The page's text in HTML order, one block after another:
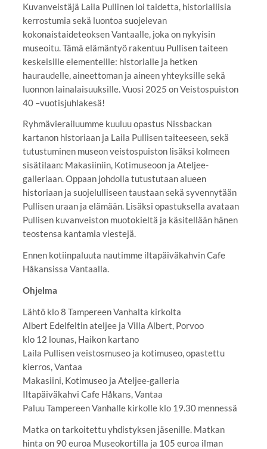
Kuvanveistäjä Laila Pullinen loi taidetta, historiallisia
kerrostumia sekä luontoa suojelevan
kokonaistaideteoksen Vantaalle, joka on nykyisin
museoitu. Tämä elämäntyö rakentuu Pullisen taiteen
keskeisille elementeille: historialle ja hetken
hauraudelle, aineettoman ja aineen yhteyksille sekä
luonnon lainalaisuuksille. Vuosi 2025 on Veistospuiston
40 –vuotisjuhlakesä!
Ryhmävierailuumme kuuluu opastus Nissbackan
kartanon historiaan ja Laila Pullisen taiteeseen, sekä
tutustuminen museon veistospuiston lisäksi kolmeen
sisätilaan: Makasiiniin, Kotimuseoon ja Ateljee-
galleriaan. Oppaan johdolla tutustutaan alueen
historiaan ja suojelulliseen taustaan sekä syvennytään
Pullisen uraan ja elämään. Lisäksi opastuksella avataan
Pullisen kuvanveiston muotokieltä ja käsitellään hänen
teostensa kantamia viestejä.
Ennen kotiinpaluuta nautimme iltapäiväkahvin Cafe
Håkansissa Vantaalla.
Ohjelma
Lähtö klo 8 Tampereen Vanhalta kirkolta
Albert Edelfeltin ateljee ja Villa Albert, Porvoo
klo 12 lounas, Haikon kartano
Laila Pullisen veistosmuseo ja kotimuseo, opastettu
kierros, Vantaa
Makasiini, Kotimuseo ja Ateljee-galleria
Iltapäiväkahvi Cafe Håkans, Vantaa
Paluu Tampereen Vanhalle kirkolle klo 19.30 mennessä
Matka on tarkoitettu yhdistyksen jäsenille. Matkan
hinta on 90 euroa Museokortilla ja 105 euroa ilman